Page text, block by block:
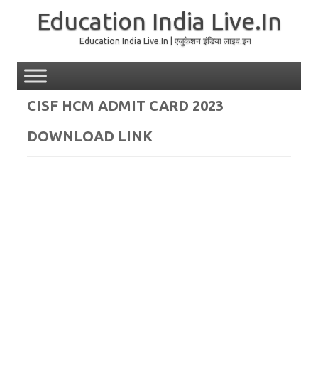
Education India Live.In
Education India Live.In | एजुकेशन इंडिया लाइव.इन
CISF HCM ADMIT CARD 2023
DOWNLOAD LINK